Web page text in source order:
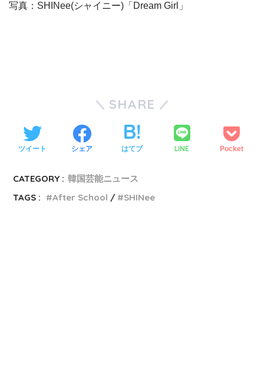
写真：SHINee(シャイニー)「Dream Girl」
SHARE
ツイート シェア はてブ LINE Pocket
CATEGORY : 韓国芸能ニュース
TAGS :
After School SHINee